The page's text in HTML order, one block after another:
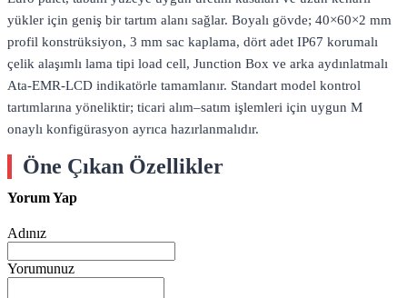
yükler için geniş bir tartım alanı sağlar. Boyalı gövde; 40×60×2 mm
profil konstrüksiyon, 3 mm sac kaplama, dört adet IP67 korumalı
çelik alaşımlı lama tipi load cell, Junction Box ve arka aydınlatmalı
Ata-EMR-LCD indikatörle tamamlanır. Standart model kontrol
tartımlarına yöneliktir; ticari alım–satım işlemleri için uygun M
onaylı konfigürasyon ayrıca hazırlanmalıdır.
Öne Çıkan Özellikler
2000 kg maksimum kapasite, 1000 g gerçek taksimat ve 20 kg minimum
Paletli yükler, üretim kasaları ve uzun tabanlı ürünler için 100×120 cm
dikdörtgen platform
40×60×2 mm profil konstrüksiyon ve 3 mm sac kaplama
Yorum Yap
Adınız
Yorumunuz